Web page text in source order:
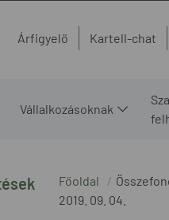
Árfigyelő Kartell-chat
Vállalkozásoknak
Főoldal
2019. 09. 04.